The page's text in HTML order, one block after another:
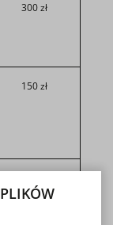
300 zł
150 zł